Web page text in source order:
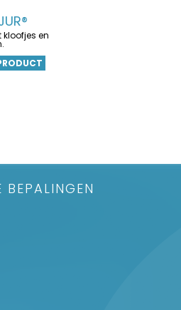
kloofjes en
BEPALINGEN